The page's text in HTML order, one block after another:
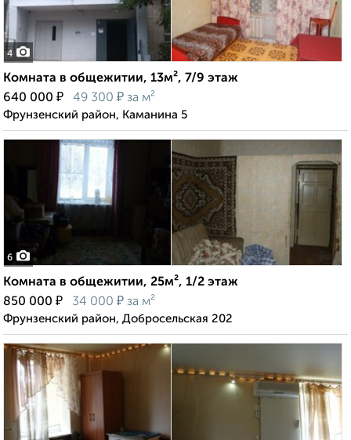
4
Комната в общежитии, 13м², 7/9 этаж
640 000 ₽ 49 300 ₽ за м²
Фрунзенский район, Каманина 5
6
Комната в общежитии, 25м², 1/2 этаж
850 000 ₽ 34 000 ₽ за м²
Фрунзенский район, Добросельская 202